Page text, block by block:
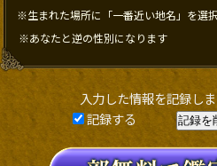
※生まれた場所に「一番近い地名」を選択
※あなたと逆の性別になります
入力した情報を記録し
記録する